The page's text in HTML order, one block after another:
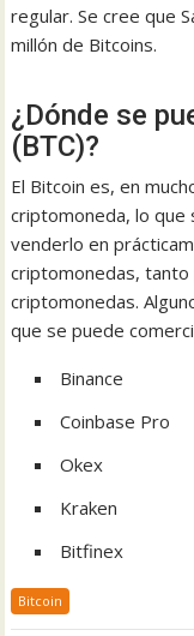
regular. Se cree que
millón de Bitcoins.
¿Dónde se
(BTC)?
El Bitcoin es, en
criptomoneda, lo que
venderlo en
criptomonedas,
criptomonedas.
que se puede
Binance
Coinbase Pro
Okex
Kraken
Bitfinex
Bitcoin